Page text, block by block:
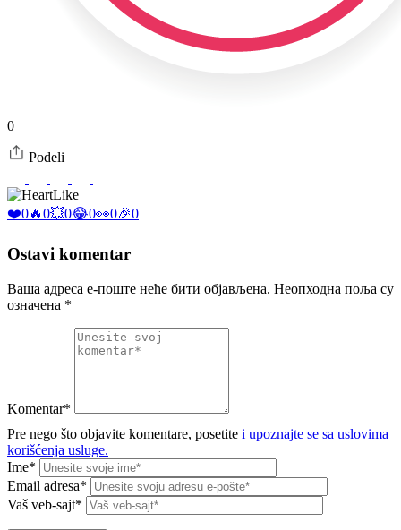
0
Podeli
Like
❤️0🔥0💥0😂0👀0🎉0
Ostavi komentar
Ваша адреса е-поште неће бити објављена. Неопходна поља су
означена *
Komentar*
Pre nego što objavite komentare, posetite i upoznajte se sa uslovima
korišćenja usluge.
Ime*
Email adresa*
Vaš veb-sajt*